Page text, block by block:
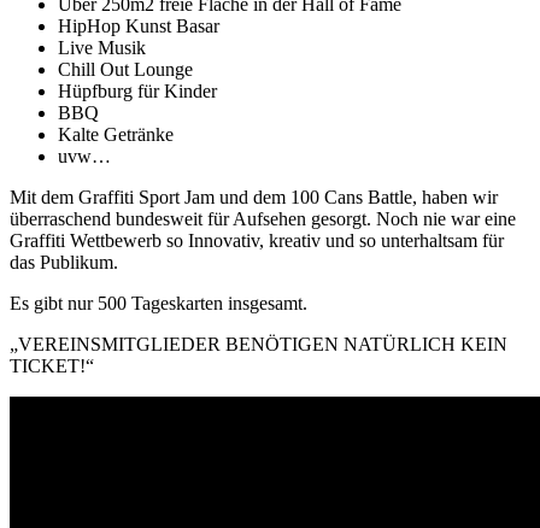
HipHop Kunst Basar
Live Musik
Chill Out Lounge
Hüpfburg für Kinder
BBQ
Kalte Getränke
uvw…
Mit dem Graffiti Sport Jam und dem 100 Cans Battle, haben wir
überraschend bundesweit für Aufsehen gesorgt. Noch nie war eine
Graffiti Wettbewerb so Innovativ, kreativ und so unterhaltsam für
das Publikum.
Es gibt nur 500 Tageskarten insgesamt.
„VEREINSMITGLIEDER BENÖTIGEN NATÜRLICH KEIN
TICKET!“